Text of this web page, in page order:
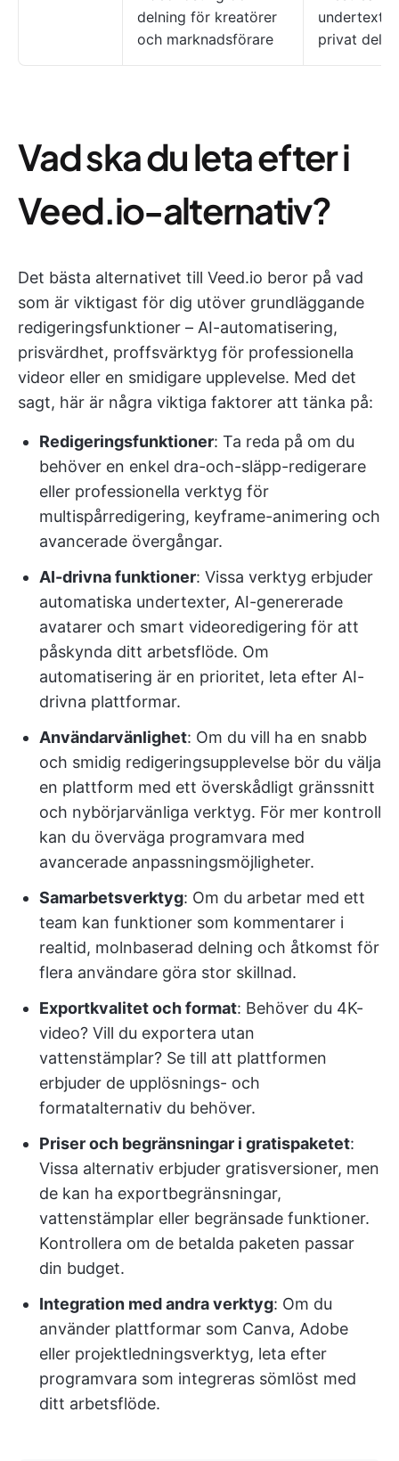
delning för kreatörer
och marknadsförare
undertexter
privat
Vad ska du leta efter i
Veed.io-alternativ?
Det bästa alternativet till Veed.io beror på vad
som är viktigast för dig utöver grundläggande
redigeringsfunktioner – AI-automatisering,
prisvärdhet, proffsvärktyg för professionella
videor eller en smidigare upplevelse. Med det
sagt, här är några viktiga faktorer att tänka på:
Redigeringsfunktioner: Ta reda på om du
behöver en enkel dra-och-släpp-redigerare
eller professionella verktyg för
multispårredigering, keyframe-animering och
avancerade övergångar.
AI-drivna funktioner: Vissa verktyg erbjuder
automatiska undertexter, AI-genererade
avatarer och smart videoredigering för att
påskynda ditt arbetsflöde. Om
automatisering är en prioritet, leta efter AI-
drivna plattformar.
Användarvänlighet: Om du vill ha en snabb
och smidig redigeringsupplevelse bör du välja
en plattform med ett överskådligt gränssnitt
och nybörjarvänliga verktyg. För mer kontroll
kan du överväga programvara med
avancerade anpassningsmöjligheter.
Samarbetsverktyg: Om du arbetar med ett
team kan funktioner som kommentarer i
realtid, molnbaserad delning och åtkomst för
flera användare göra stor skillnad.
Exportkvalitet och format: Behöver du 4K-
video? Vill du exportera utan
vattenstämplar? Se till att plattformen
erbjuder de upplösnings- och
formatalternativ du behöver.
Priser och begränsningar i gratispaketet:
Vissa alternativ erbjuder gratisversioner, men
de kan ha exportbegränsningar,
vattenstämplar eller begränsade funktioner.
Kontrollera om de betalda paketen passar
din budget.
Integration med andra verktyg: Om du
använder plattformar som Canva, Adobe
eller projektledningsverktyg, leta efter
programvara som integreras sömlöst med
ditt arbetsflöde.